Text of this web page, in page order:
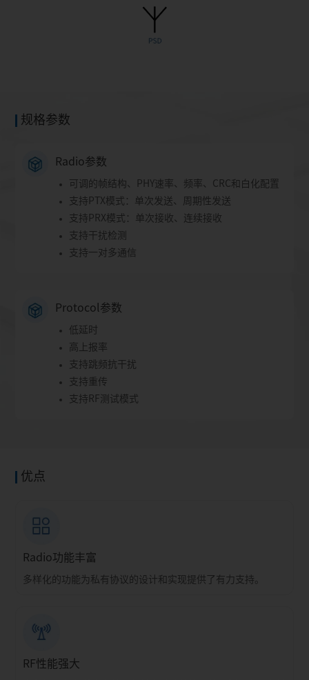
规格参数
Radio参数
可调的帧结构、PHY速率、频率、CRC和白化配置
支持PTX模式：单次发送、周期性发送
支持PRX模式：单次接收、连续接收
支持干扰检测
支持一对多通信
Protocol参数
低延时
高上报率
支持跳频抗干扰
支持重传
支持RF测试模式
优点
Radio功能丰富
多样化的功能为私有协议的设计和实现提供了有力支持。
RF性能强大